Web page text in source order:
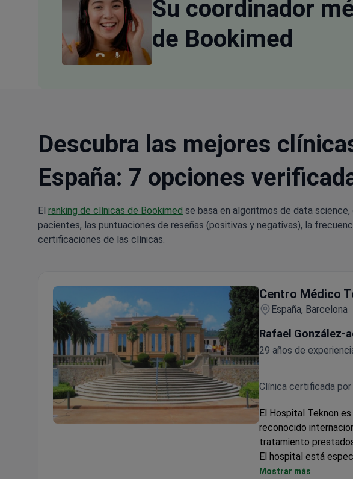
Su coordinador
de Bookimed
Descubra las mejores
España: 7 opciones
El ranking de clínicas de Bookimed se basa en algoritmos de data
pacientes, las puntuaciones de reseñas (positivas y negativas), la
certificaciones de las clínicas.
Centro Médico
España, Barcelona
Rafael González-
29 años de
Clínica certificada por
El Hospital Teknon
reconocido
tratamiento
El hospital está
cirugía cardiaca y
Mostrar más